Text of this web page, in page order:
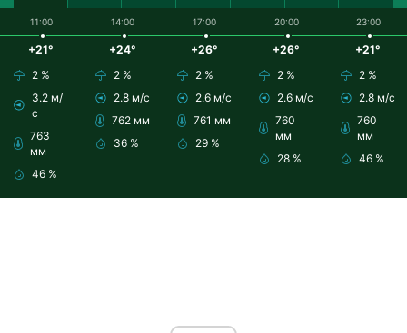
11:00
+21°
2 %
3.2 м/
с
763
мм
46 %
14:00
+24°
2 %
2.8 м/с
762 мм
36 %
17:00
+26°
2 %
2.6 м/с
761 мм
29 %
20:00
+26°
2 %
2.6 м/с
760
мм
28 %
23:00
+21°
2 %
2.8 м/с
760
мм
46 %